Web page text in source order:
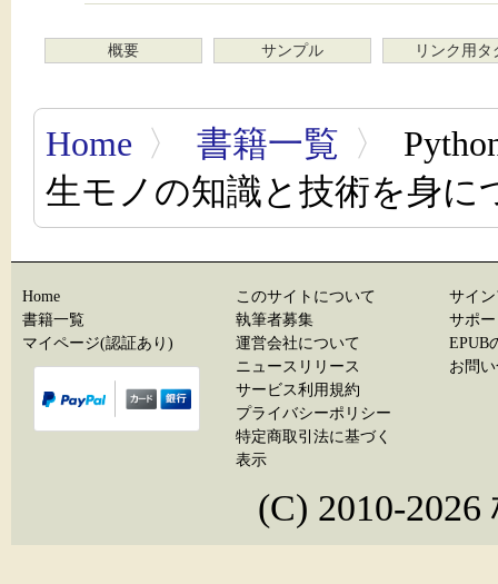
概要 サンプル リンク用タ
Home 〉 書籍一覧 〉
生モノの知識と技術を身に
Home
書籍一覧
マイページ(認証あり)
このサイトについて
執筆者募集
運営会社について
ニュースリリース
サービス利用規約
プライバシーポリシー
特定商取引法に基づく
表示
サイ
サポ
EPUB
お問
(C) 2010-